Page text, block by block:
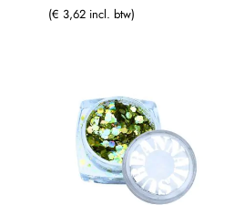
(€ 3,62 incl. btw)